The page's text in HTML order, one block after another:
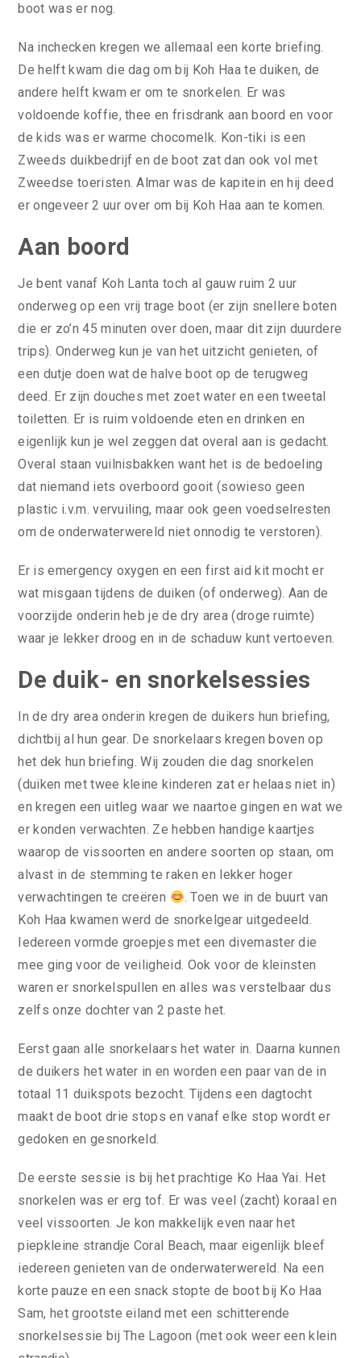
boot was er nog.
Na inchecken kregen we allemaal een korte briefing.
De helft kwam die dag om bij Koh Haa te duiken, de
andere helft kwam er om te snorkelen. Er was
voldoende koffie, thee en frisdrank aan boord en voor
de kids was er warme chocomelk. Kon-tiki is een
Zweeds duikbedrijf en de boot zat dan ook vol met
Zweedse toeristen. Almar was de kapitein en hij deed
er ongeveer 2 uur over om bij Koh Haa aan te komen.
Aan boord
Je bent vanaf Koh Lanta toch al gauw ruim 2 uur
onderweg op een vrij trage boot (er zijn snellere boten
die er zo’n 45 minuten over doen, maar dit zijn duurdere
trips). Onderweg kun je van het uitzicht genieten, of
een dutje doen wat de halve boot op de terugweg
deed. Er zijn douches met zoet water en een tweetal
toiletten. Er is ruim voldoende eten en drinken en
eigenlijk kun je wel zeggen dat overal aan is gedacht.
Overal staan vuilnisbakken want het is de bedoeling
dat niemand iets overboord gooit (sowieso geen
plastic i.v.m. vervuiling, maar ook geen voedselresten
om de onderwaterwereld niet onnodig te verstoren).
Er is emergency oxygen en een first aid kit mocht er
wat misgaan tijdens de duiken (of onderweg). Aan de
voorzijde onderin heb je de dry area (droge ruimte)
waar je lekker droog en in de schaduw kunt vertoeven.
De duik- en snorkelsessies
In de dry area onderin kregen de duikers hun briefing,
dichtbij al hun gear. De snorkelaars kregen boven op
het dek hun briefing. Wij zouden die dag snorkelen
(duiken met twee kleine kinderen zat er helaas niet in)
en kregen een uitleg waar we naartoe gingen en wat we
er konden verwachten. Ze hebben handige kaartjes
waarop de vissoorten en andere soorten op staan, om
alvast in de stemming te raken en lekker hoger
verwachtingen te creëren
. Toen we in de buurt van
Koh Haa kwamen werd de snorkelgear uitgedeeld.
Iedereen vormde groepjes met een divemaster die
mee ging voor de veiligheid. Ook voor de kleinsten
waren er snorkelspullen en alles was verstelbaar dus
zelfs onze dochter van 2 paste het.
Eerst gaan alle snorkelaars het water in. Daarna kunnen
de duikers het water in en worden een paar van de in
totaal 11 duikspots bezocht. Tijdens een dagtocht
maakt de boot drie stops en vanaf elke stop wordt er
gedoken en gesnorkeld.
De eerste sessie is bij het prachtige Ko Haa Yai. Het
snorkelen was er erg tof. Er was veel (zacht) koraal en
veel vissoorten. Je kon makkelijk even naar het
piepkleine strandje Coral Beach, maar eigenlijk bleef
iedereen genieten van de onderwaterwereld. Na een
korte pauze en een snack stopte de boot bij Ko Haa
Sam, het grootste eiland met een schitterende
snorkelsessie bij The Lagoon (met ook weer een klein